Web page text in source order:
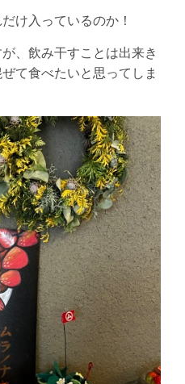
け入っているのか！
、飲み干すことは出来き
て食べたいと思ってしま